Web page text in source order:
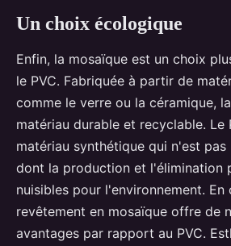
Un choix écologique
Enfin, la mosaïque est un choix
le PVC. Fabriquée à partir de
comme le verre ou la céramique,
matériau durable et recyclable. Le
matériau synthétique qui n'est
dont la production et l'élimination
nuisibles pour l'environnement. En
revêtement en mosaïque offre de
avantages par rapport au PVC.